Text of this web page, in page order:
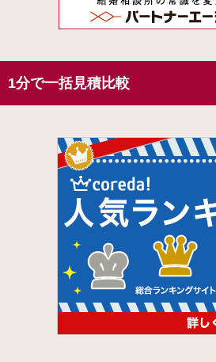
1分で一括見積比較